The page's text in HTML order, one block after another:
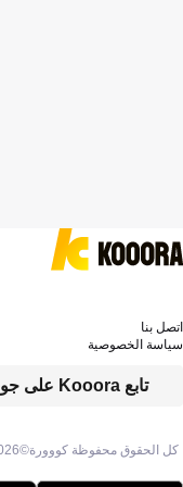
كل الحقوق محفوظة كووورة©
تابع Kooora على جوجل
اتصل بنا
سياسة الخصوصية